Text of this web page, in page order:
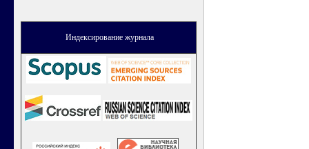
Индексирование журнала